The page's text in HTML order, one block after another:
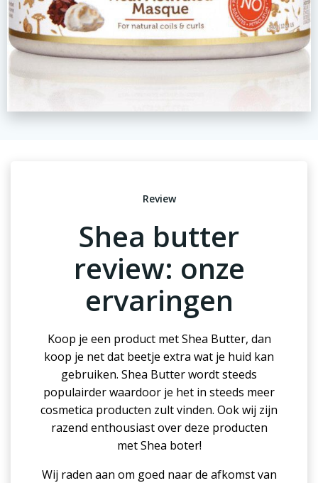
Review
Shea butter
review: onze
ervaringen
Koop je een product met Shea Butter, dan
koop je net dat beetje extra wat je huid kan
gebruiken. Shea Butter wordt steeds
populairder waardoor je het in steeds meer
cosmetica producten zult vinden. Ook wij zijn
razend enthousiast over deze producten
met Shea boter!
Wij raden aan om goed naar de afkomst van